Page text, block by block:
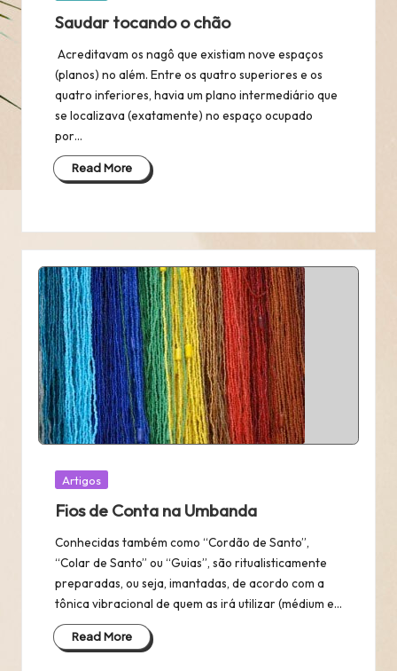
Saudar tocando o chão
Acreditavam os nagô que existiam nove espaços
(planos) no além. Entre os quatro superiores e os
quatro inferiores, havia um plano intermediário que
se localizava (exatamente) no espaço ocupado
por…
Read More
Posted
Artigos
Fios de Conta na Umbanda
Conhecidas também como “Cordão de Santo”,
“Colar de Santo” ou “Guias”, são ritualisticamente
preparadas, ou seja, imantadas, de acordo com a
tônica vibracional de quem as irá utilizar (médium e…
Read More